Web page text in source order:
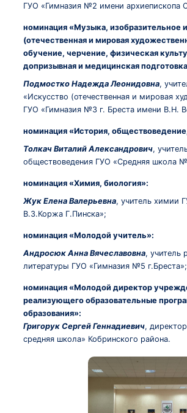
ГУО «Гимназия №2 имени архиепископа
номинация «Музыка, изобразительное
(отечественная и мировая
обучение, черчение, физическая
допризывная и медицинская
Подмостко Надежда Леонидовна,
«Искусство (отечественная и мировая
ГУО «Гимназия №3 г. Бреста имени В.Н.
номинация «История,
Толкач Виталий Александрович,
обществоведения ГУО «Средняя школа
номинация «Химия, биология»:
Жук Елена Валерьевна, учитель химии
В.З.Коржа Г.Пинска»;
номинация «Молодой учитель»:
Андросюк Анна Вячеславовна, учитель
литературы ГУО «Гимназия №5 г.Бреста»;
номинация «Молодой директор
реализующего образовательные
образования»:
Григорук Сергей Геннадиевич,
средняя школа» Кобринского района.